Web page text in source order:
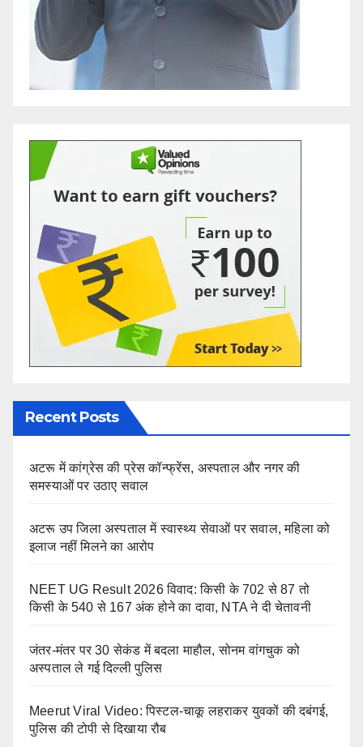
Recent Posts
अटरू में कांग्रेस की प्रेस कॉन्फ्रेंस, अस्पताल और नगर की
समस्याओं पर उठाए सवाल
अटरू उप जिला अस्पताल में स्वास्थ्य सेवाओं पर सवाल, महिला को
इलाज नहीं मिलने का आरोप
NEET UG Result 2026 विवाद: किसी के 702 से 87 तो
किसी के 540 से 167 अंक होने का दावा, NTA ने दी चेतावनी
जंतर-मंतर पर 30 सेकंड में बदला माहौल, सोनम वांगचुक को
अस्पताल ले गई दिल्ली पुलिस
Meerut Viral Video: पिस्टल-चाकू लहराकर युवकों की दबंगई,
पुलिस की टोपी से दिखाया रौब